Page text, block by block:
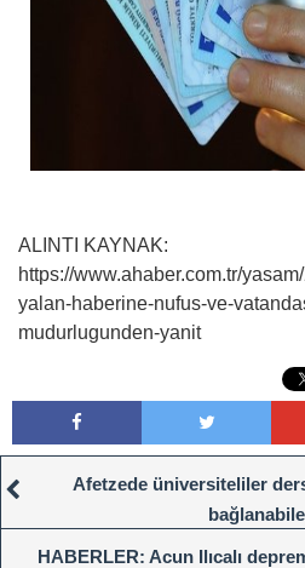
ALINTI KAYNAK:
https://www.ahaber.com.tr/
yalan-haberine-nufus-ve-
mudurlugunden-yanit
Afetzede üniversiteliler
HABERLER: Acun Ilıcalı